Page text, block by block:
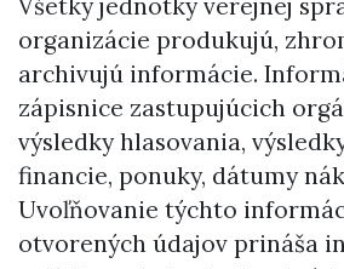
Všetky jednotky verejnej
organizácie produkujú,
archivujú informácie.
zápisnice zastupujúcich
výsledky hlasovania,
financie, ponuky, dátumy
Uvoľňovanie týchto
otvorených údajov prináša